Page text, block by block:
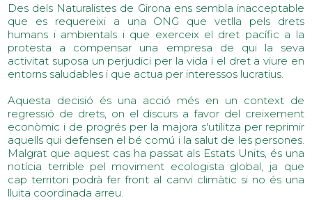
Des dels Naturalistes de Girona ens sembla inacceptable
que es requereixi a una ONG que vetlla pels drets
humans i ambientals i que exerceix el dret pacífic a la
protesta a compensar una empresa de qui la seva
activitat suposa un perjudici per la vida i el dret a viure en
entorns saludables i que actua per interessos lucratius.
Aquesta decisió és una acció més en un context de
regressió de drets, on el discurs a favor del creixement
econòmic i de progrés per la majora s'utilitza per reprimir
aquells qui defensen el bé comú i la salut de les persones.
Malgrat que aquest cas ha passat als Estats Units, és una
notícia terrible pel moviment ecologista global, ja que
cap territori podrà fer front al canvi climàtic si no és una
lluita coordinada arreu.